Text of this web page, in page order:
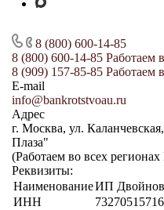
8 (800) 600-14-85
8 (800) 600-14-85 Работаем
8 (909) 157-85-85 Работаем
E-mail
info@bankrotstvoau.ru
Адрес
г. Москва, ул.
Плаза"
(Работаем во всех
Реквизиты:
НаименованиеИП
ИНН